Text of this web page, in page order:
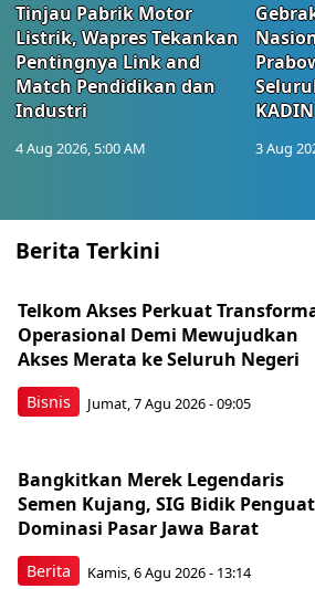
Tinjau Pabrik Motor
Listrik, Wapres Tekankan
Pentingnya Link and
Match Pendidikan dan
Industri
4 Aug 2026, 5:00 AM 3 Aug
Berita Terkini
Bisnis
Telkom Akses Perkuat
Operasional Demi Mewujudkan
Akses Merata ke Seluruh Negeri
Jumat, 7 Agu 2026 - 09:05
Berita
Bangkitkan Merek Legendaris
Semen Kujang, SIG Bidik
Dominasi Pasar Jawa Barat
Kamis, 6 Agu 2026 - 13:14